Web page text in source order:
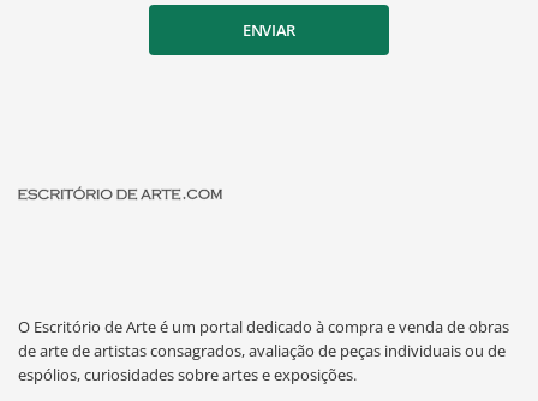
ENVIAR
O Escritório de Arte é um portal dedicado à compra e venda de obras
de arte de artistas consagrados, avaliação de peças individuais ou de
espólios, curiosidades sobre artes e exposições.